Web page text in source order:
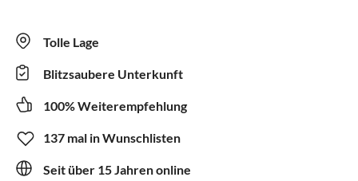
Tolle Lage
Blitzsaubere Unterkunft
100% Weiterempfehlung
137 mal in Wunschlisten
Seit über 15 Jahren online